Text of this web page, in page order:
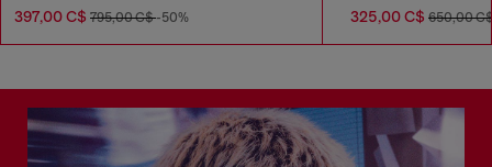
397,00 C$ 795,00 C$-50% 325,00 C$ 650,00